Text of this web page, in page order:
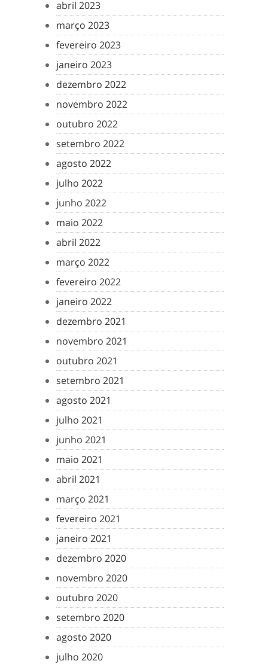
abril 2023
março 2023
fevereiro 2023
janeiro 2023
dezembro 2022
novembro 2022
outubro 2022
setembro 2022
agosto 2022
julho 2022
junho 2022
maio 2022
abril 2022
março 2022
fevereiro 2022
janeiro 2022
dezembro 2021
novembro 2021
outubro 2021
setembro 2021
agosto 2021
julho 2021
junho 2021
maio 2021
abril 2021
março 2021
fevereiro 2021
janeiro 2021
dezembro 2020
novembro 2020
outubro 2020
setembro 2020
agosto 2020
julho 2020